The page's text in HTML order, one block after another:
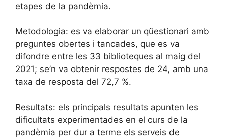
etapes de la pandèmia.
Metodologia: es va elaborar un qüestionari amb
preguntes obertes i tancades, que es va
difondre entre les 33 biblioteques al maig del
2021; se’n va obtenir respostes de 24, amb una
taxa de resposta del 72,7 %.
Resultats: els principals resultats apunten les
dificultats experimentades en el curs de la
pandèmia per dur a terme els serveis de